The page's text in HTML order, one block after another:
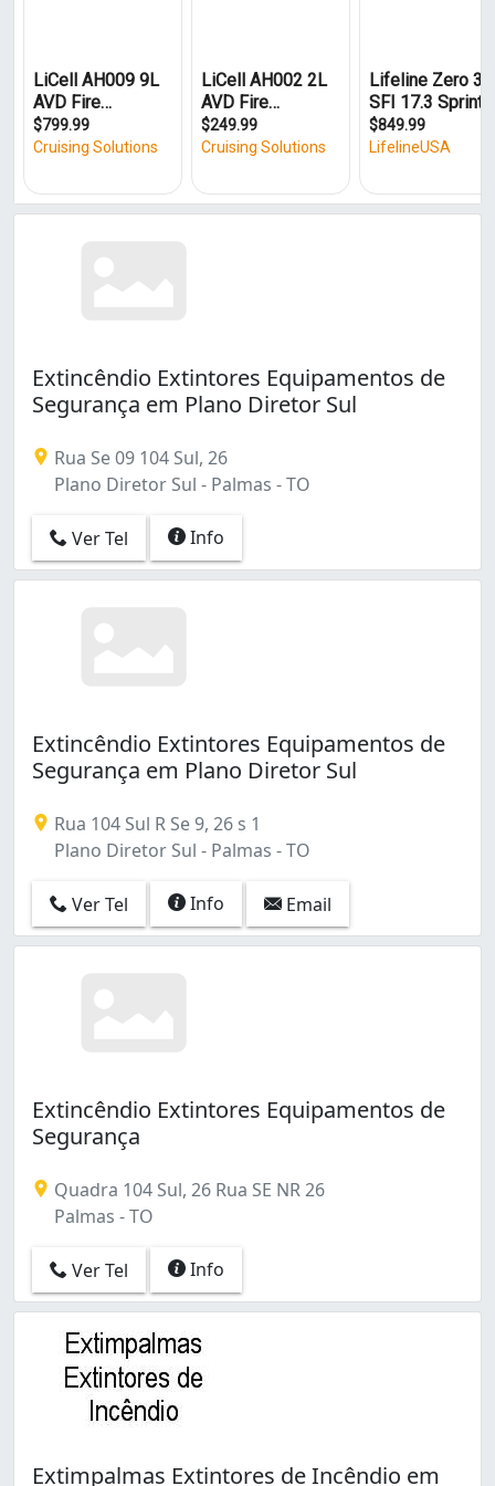
Extincêndio Extintores Equipamentos de
Segurança em Plano Diretor Sul
Rua Se 09 104 Sul, 26
Plano Diretor Sul - Palmas - TO
Ver Tel Info
Extincêndio Extintores Equipamentos de
Segurança em Plano Diretor Sul
Rua 104 Sul R Se 9, 26 s 1
Plano Diretor Sul - Palmas - TO
Ver Tel Info Email
Extincêndio Extintores Equipamentos de
Segurança
Quadra 104 Sul, 26 Rua SE NR 26
Palmas - TO
Ver Tel Info
Extimpalmas Extintores de Incêndio em